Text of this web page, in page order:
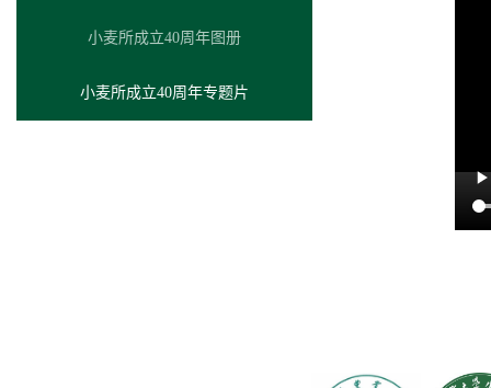
小麦所成立40周年图册
小麦所成立40周年专题片